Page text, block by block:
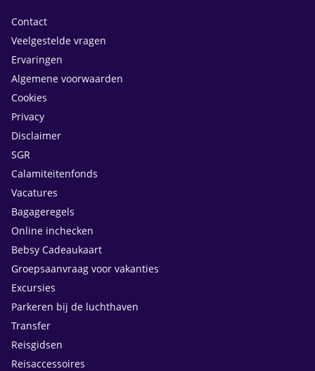
Contact
Veelgestelde vragen
Ervaringen
Algemene voorwaarden
Cookies
Privacy
Disclaimer
SGR
Calamiteitenfonds
Vacatures
Bagageregels
Online inchecken
Bebsy Cadeaukaart
Groepsaanvraag voor vakanties
Excursies
Parkeren bij de luchthaven
Transfer
Reisgidsen
Reisaccessoires